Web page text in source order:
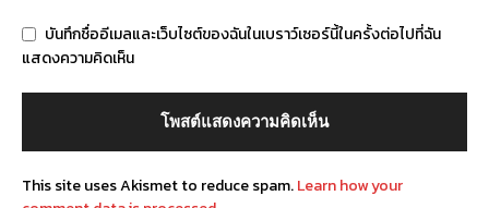
บันทึกชื่ออีเมลและเว็บไซต์ของฉันในเบราว์เซอร์นี้ในครั้งต่อไปที่ฉัน
แสดงความคิดเห็น
This site uses Akismet to reduce spam.Learn how your